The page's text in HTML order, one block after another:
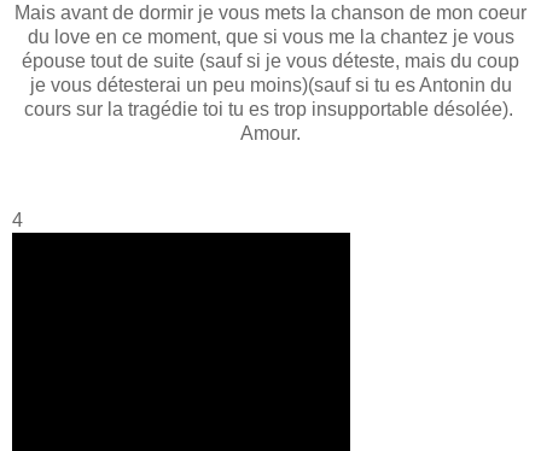
Mais avant de dormir je vous mets la chanson de mon coeur
du love en ce moment, que si vous me la chantez je vous
épouse tout de suite (sauf si je vous déteste, mais du coup
je vous détesterai un peu moins)(sauf si tu es Antonin du
cours sur la tragédie toi tu es trop insupportable désolée).
Amour.
4